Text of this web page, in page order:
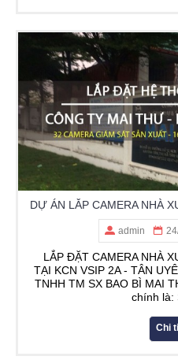
admin
LẮP ĐẶT CAMERA NHÀ
TẠI KCN VSIP 2A - TÂN
TNHH TM SX BAO BÌ MAI
chính là:
Chi